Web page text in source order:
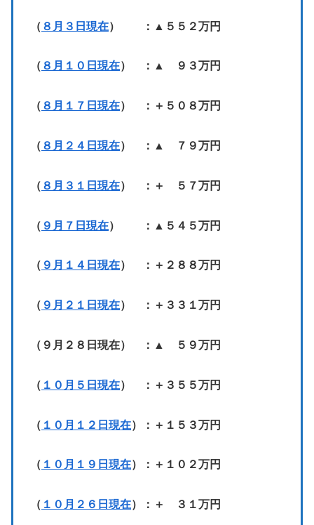
（ ８月３日現在） ：▲５５２万円
（ ８月１０日現在） ：▲ ９３万円
（ ８月１７日現在） ：＋５０８万円
（ ８月２４日現在） ：▲ ７９万円
（ ８月３１日現在） ：＋ ５７万円
（ ９月７日現在） ：▲５４５万円
（ ９月１４日現在） ：＋２８８万円
（ ９月２１日現在） ：＋３３１万円
（９月２８日現在） ：▲ ５９万円
（ １０月５日現在） ：＋３５５万円
（ １０月１２日現在）：＋１５３万円
（ １０月１９日現在）：＋１０２万円
（ １０月２６日現在）：＋ ３１万円